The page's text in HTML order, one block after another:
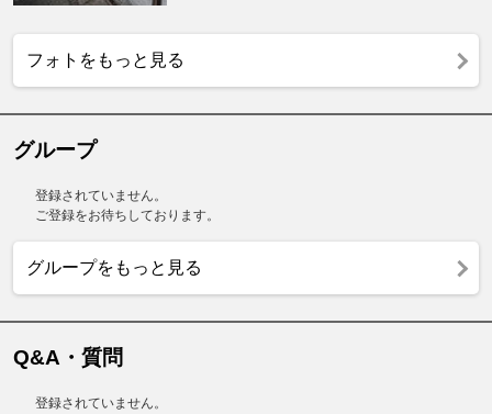
フォトをもっと見る
グループ
登録されていません。
ご登録をお待ちしております。
グループをもっと見る
Q&A・質問
登録されていません。